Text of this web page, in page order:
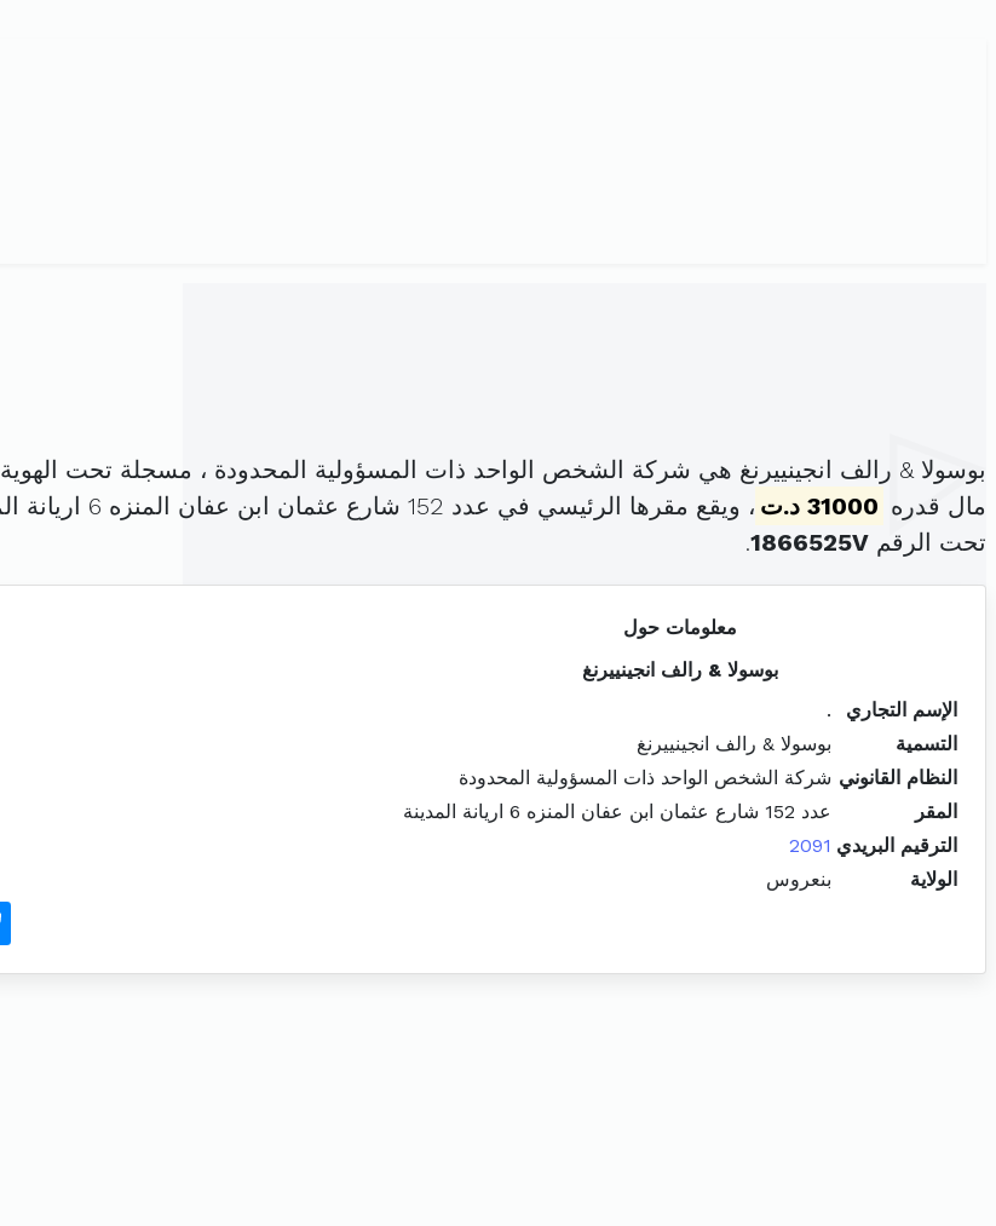
بوسولا & رالف انجينييرنغ هي شركة الشخص الواحد ذات المسؤولية المحدودة ، مسجلة تحت الهوية
مال قدره 31000 د.ت ، ويقع مقرها الرئيسي في عدد 152 شارع عثمان ابن عفان المنزه 6 اريانة المدينة (
تحت الرقم 1866525V
.
معلومات حول
بوسولا & رالف انجينييرنغ
الإسم التجاري
.
التسمية
بوسولا & رالف انجينييرنغ
النظام القانوني شركة الشخص الواحد ذات المسؤولية المحدودة
المقر
عدد 152 شارع عثمان ابن عفان المنزه 6 اريانة المدينة
الترقيم البريدي 2091
الولاية
بنعروس